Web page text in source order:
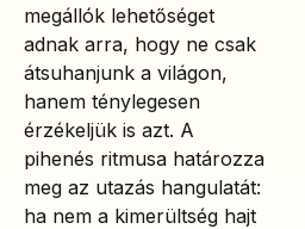
megállók lehetőséget
adnak arra, hogy ne csak
átsuhanjunk a világon,
hanem ténylegesen
érzékeljük is azt. A
pihenés ritmusa határozza
meg az utazás hangulatát:
ha nem a kimerültség hajt